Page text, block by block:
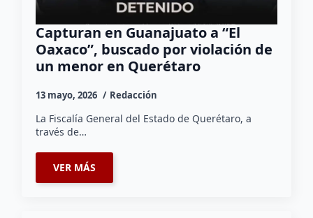
Capturan en Guanajuato a “El
Oaxaco”, buscado por violación de
un menor en Querétaro
13 mayo, 2026 Redacción
La Fiscalía General del Estado de Querétaro, a
través de…
VER MÁS